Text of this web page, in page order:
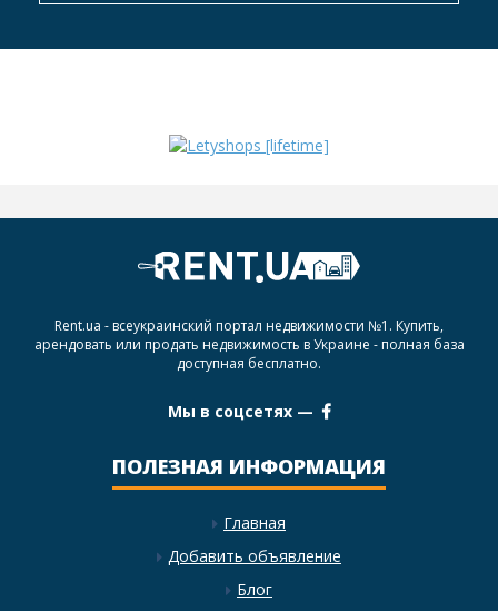
Rent.ua - всеукраинский портал недвижимости №1. Купить,
арендовать или продать недвижимость в Украине - полная база
доступная бесплатно.
Мы в соцсетях —
ПОЛЕЗНАЯ ИНФОРМАЦИЯ
Главная
Добавить объявление
Блог